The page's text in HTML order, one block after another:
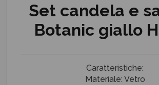
Set candela e
Botanic giallo
Caratteristiche:
Materiale: Vetro